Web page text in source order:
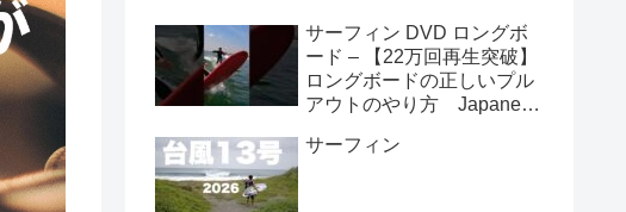
サーフィン DVD ロングボ
ード – 【22万回再生突破】
ロングボードの正しいプル
アウトのやり方 Japanese
ロングボード #shorts
サーフィン